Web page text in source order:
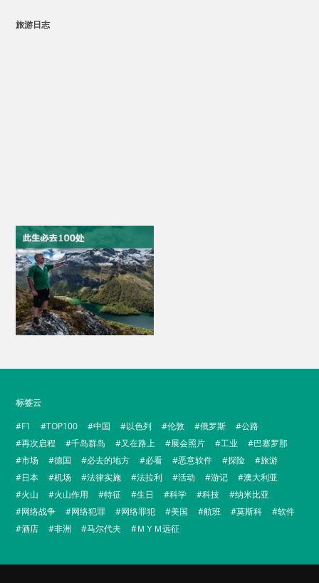
旅游日志
标签云
F1
TOP100 中国 以色列 伦敦 俄罗斯
公路
再次启程
千岛群岛 又在路上 展会照片 工业
巴塞罗那
市场
德国 必去的地方 必看 恶意软件 探险
旅游
日本
机场 法律实施 法拉利 活动 游记
澳大利亚
火山
火山作用 特征 生日 科学 科技
纳米比亚
网络战争
网络犯罪 网络罪犯 美国 航班 莫斯科
软件
酒店
非洲 马尔代夫 ＭＹＭ远征